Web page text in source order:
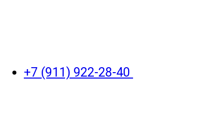
+7 (911) 922-28-40